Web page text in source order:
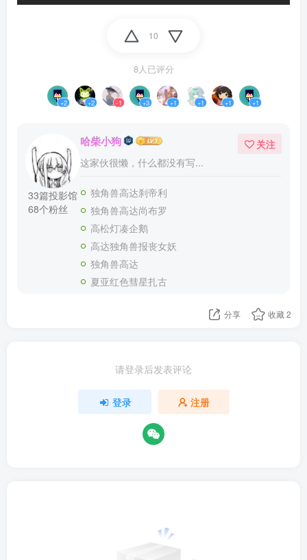
10
8人已评分
+2 +2 -1 +3 +1 +1 +1 +1
33篇投影馆
68个粉丝
哈柴小狗
这家伙很懒，什么都没有写...
关注
独角兽高达刹帝利
独角兽高达尚布罗
高松灯凑企鹅
高达独角兽报丧女妖
独角兽高达
夏亚红色彗星扎古
分享 收藏2
请登录后发表评论
登录 注册